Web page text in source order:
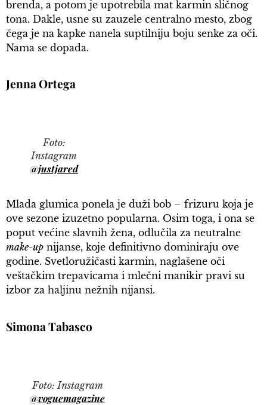
brenda, a potom je upotrebila mat karmin sličnog
tona. Dakle, usne su zauzele centralno mesto, zbog
čega je na kapke nanela suptilniju boju senke za oči.
Nama se dopada.
Jenna Ortega
Foto:
Instagram
@justjared
Mlada glumica ponela je duži bob – frizuru koja je
ove sezone izuzetno popularna. Osim toga, i ona se
poput većine slavnih žena, odlučila za neutralne
make-up nijanse, koje definitivno dominiraju ove
godine. Svetloružičasti karmin, naglašene oči
veštačkim trepavicama i mlečni manikir pravi su
izbor za haljinu nežnih nijansi.
Simona Tabasco
Foto: Instagram
@voguemagazine